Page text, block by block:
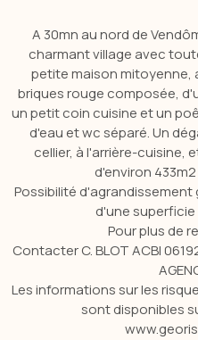
A 30mn au nord de
charmant village avec
petite maison mitoyenne,
briques rouge composée,
un petit coin cuisine et un
d'eau et wc séparé. Un
cellier, à l'arrière-cuisine,
d'environ
Possibilité
d'une superficie
Pour plus de
Contacter C. BLOT ACBI
Les informations sur les
sont disponibles